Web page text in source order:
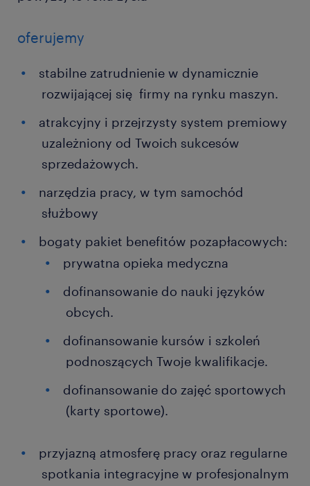
oferujemy
stabilne zatrudnienie w dynamicznie
rozwijającej się firmy na rynku maszyn.
atrakcyjny i przejrzysty system premiowy
uzależniony od Twoich sukcesów
sprzedażowych.
narzędzia pracy, w tym samochód
służbowy
bogaty pakiet benefitów pozapłacowych:
prywatna opieka medyczna
dofinansowanie do nauki języków
obcych.
dofinansowanie kursów i szkoleń
podnoszących Twoje kwalifikacje.
dofinansowanie do zajęć sportowych
(karty sportowe).
przyjazną atmosferę pracy oraz regularne
spotkania integracyjne w profesjonalnym